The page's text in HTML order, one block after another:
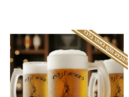
המבצע תקף באתר בלבד